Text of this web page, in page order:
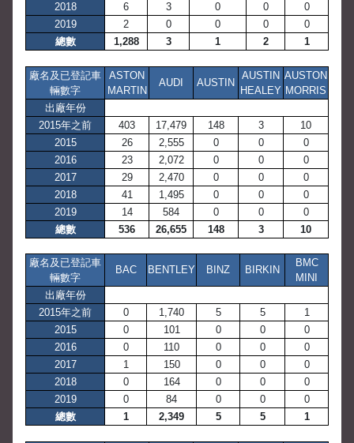
2018
6 3 0 0
0
2019
2 0 0 0
0
總數
1,288 3 1 2 1
廠名及已登記車
輛數字
ASTON
MARTIN
AUDI AUSTIN
AUSTIN
HEALEY
AUSTON
MORRIS
出廠年份
2015年之前
403 17,479 148 3
10
2015
26 2,555 0 0
0
2016
23 2,072 0 0
0
2017
29 2,470 0 0
0
2018
41 1,495 0 0
0
2019
14 584 0 0
0
總數
536 26,655 148 3 10
廠名及已登記車
輛數字
BAC BENTLEY BINZ BIRKIN
BMC
MINI
出廠年份
2015年之前
0 1,740 5 5
1
2015
0 101 0 0
0
2016
0 110 0 0
0
2017
1 150 0 0
0
2018
0 164 0 0
0
2019
0 84 0 0
0
總數
1 2,349 5 5 1